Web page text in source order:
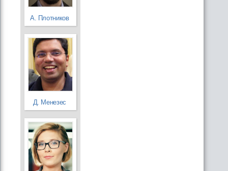
А. Плотников
Д. Менезес